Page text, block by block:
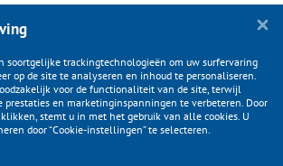
soortgelijke trackingtechnologieën om uw surfervaring
op de site te analyseren en inhoud te personaliseren.
voor de functionaliteit van de site, terwijl
prestaties en marketinginspanningen te verbeteren. Door
klikken, stemt u in met het gebruik van alle cookies. U
door “Cookie-instellingen” te selecteren.